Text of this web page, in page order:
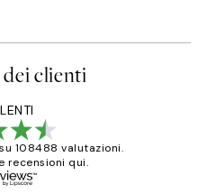
clienti
108488 valutazioni.
recensioni qui.